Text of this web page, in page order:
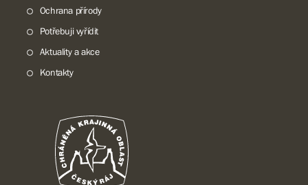
Ochrana přírody
Potřebuji vyřídit
Aktuality a akce
Kontakty